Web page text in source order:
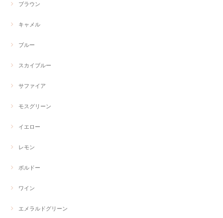
ブラウン
キャメル
ブルー
スカイブルー
サファイア
モスグリーン
イエロー
レモン
ボルドー
ワイン
エメラルドグリーン